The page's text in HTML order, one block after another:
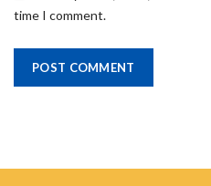
time I comment.